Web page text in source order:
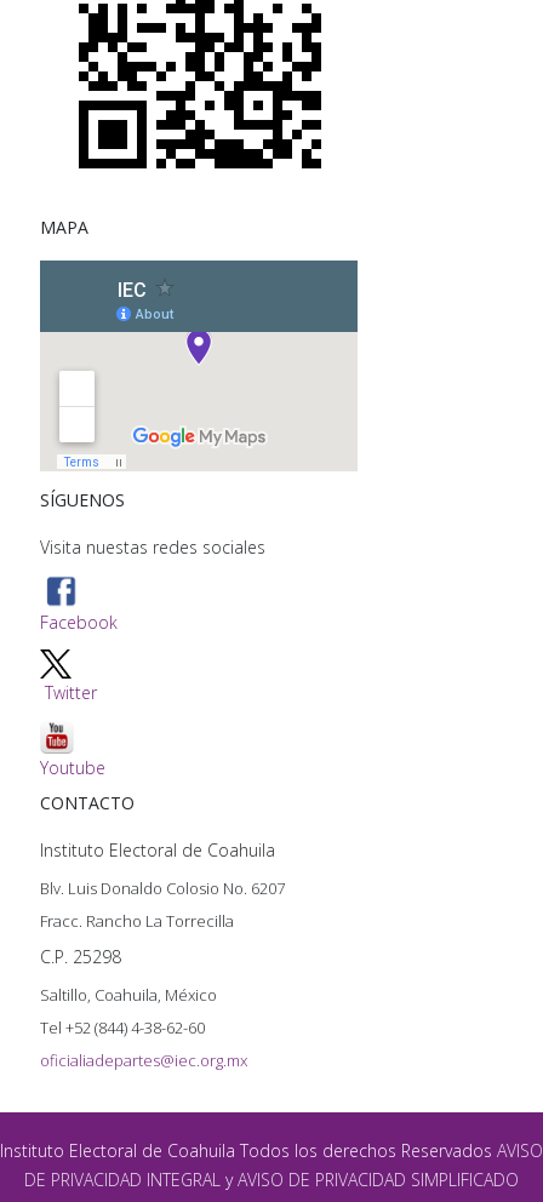
MAPA
SÍGUENOS
Visita nuestas redes sociales
Facebook
Twitter
Youtube
CONTACTO
Instituto Electoral de Coahuila
Blv. Luis Donaldo Colosio No. 6207
Fracc. Rancho La Torrecilla
C.P. 25298
Saltillo, Coahuila, México
Tel +52 (844) 4-38-62-60
oficialiadepartes@iec.org.mx
Instituto Electoral de Coahuila Todos los derechos Reservados AVISO
DE PRIVACIDAD INTEGRAL yAVISO DE PRIVACIDAD SIMPLIFICADO